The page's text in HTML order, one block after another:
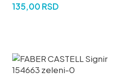
135,00 RSD